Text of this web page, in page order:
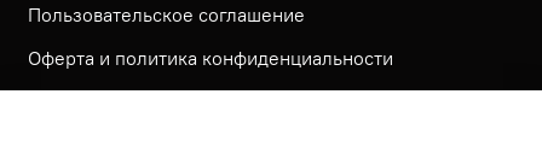
Пользовательское соглашение
Оферта и политика конфиденциальности